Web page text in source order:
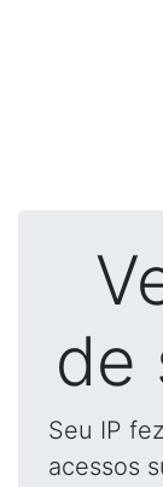
de
Seu IP
acessos